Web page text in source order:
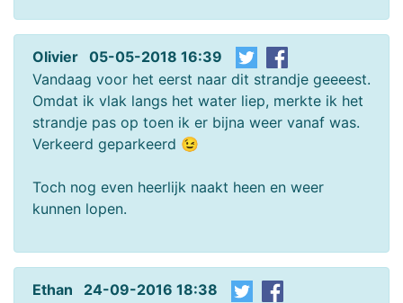
Olivier 05-05-2018 16:39
Vandaag voor het eerst naar dit strandje geeeest.
Omdat ik vlak langs het water liep, merkte ik het
strandje pas op toen ik er bijna weer vanaf was.
Verkeerd geparkeerd 😉
Toch nog even heerlijk naakt heen en weer
kunnen lopen.
Ethan 24-09-2016 18:38